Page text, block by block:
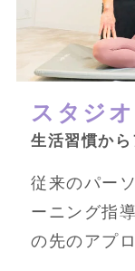
スタジ
生活習慣か
従来のパー
ーニング指
の先のアプ